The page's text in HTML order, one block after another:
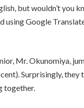
but wouldn’t you
using Google
Mr. Okunomiya,
Surprisingly, they
together.